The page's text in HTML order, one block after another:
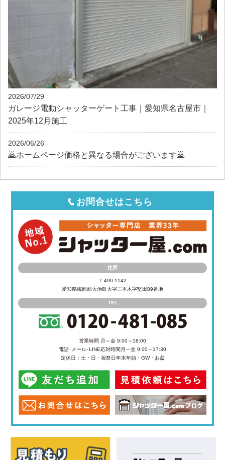
2026/07/29
ガレージ電動シャッターゲート工事｜愛知県名古屋市｜
2025年12月施工
2026/06/26
🙇ホームページ価格と異なる場合がございます🙇
お問合せはこちら
住所
〒490-1142
愛知県海部郡大治町大字三本木字堅田89番地
TEL
営業時間 月～金 9:00～18:00
電話･メール･LINE応対時間 月～金 9:00～17:30
定休日：土・日・祝祭日年末年始・GW・お盆